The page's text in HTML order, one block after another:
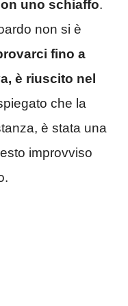
uno schiaffo.
non si è
fino a
è riuscito nel
che la
è stata una
improvviso